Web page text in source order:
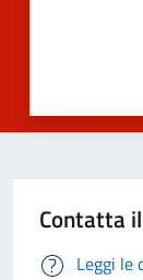
Contatta
Leggi le